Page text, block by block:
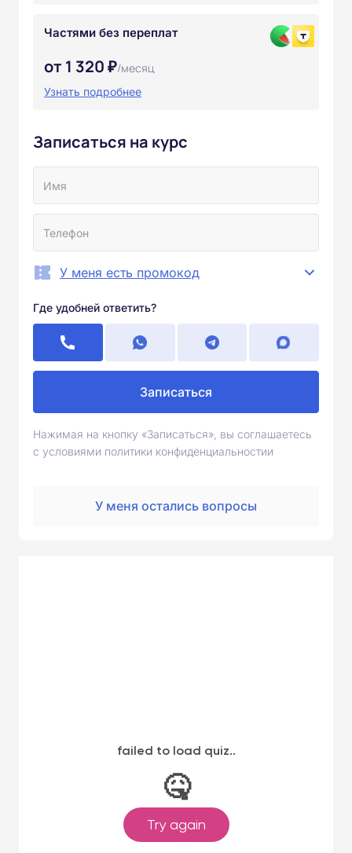
Частями без переплат
от 1 320 ₽/месяц
Узнать подробнее
Записаться на курс
У меня есть промокод
Где удобней ответить?
Записаться
Нажимая на кнопку «Записаться», вы соглашаетесь
с условиями политики конфиденциальностии
У меня остались вопросы